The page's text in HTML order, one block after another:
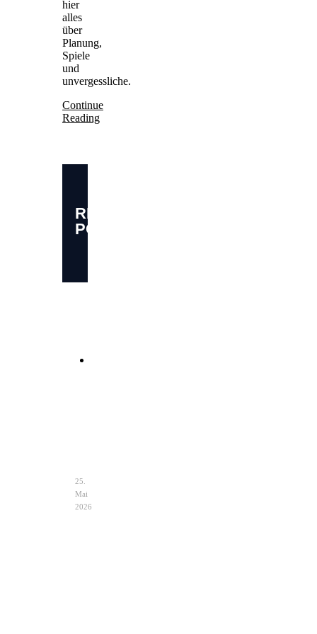
hier
alles
über
Planung,
Spiele
und
unvergessliche.
Continue
Reading
RELATED
POSTS
Clutch
25.
Mai
2026